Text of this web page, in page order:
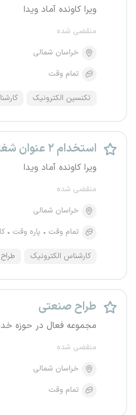
ویرا کاونده آماد ویدا
منقضی شده
خراسان شمالی
تمام وقت
تکنسین الکترونیک
استخدام ۲ عنوان شغلی
ویرا کاونده آماد ویدا
منقضی شده
خراسان شمالی
تمام وقت
پاره وقت
کارشناس الکترونیک
طراح صنعتی
مجموعه فعال در حوزه
منقضی شده
خراسان شمالی
تمام وقت